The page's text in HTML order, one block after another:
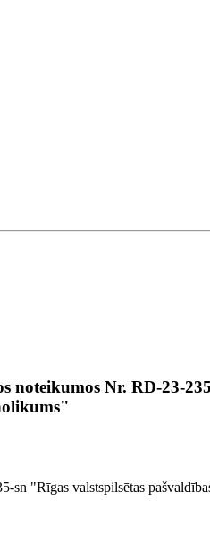
noteikumos Nr. RD-23-
sn "Rīgas valstspilsētas